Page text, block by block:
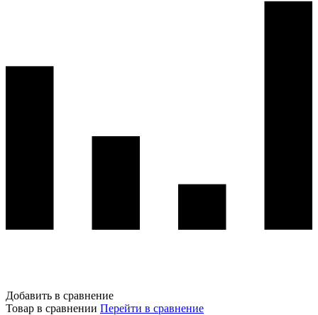
Добавить в сравнение
Товар в сравнении Перейти в сравнение